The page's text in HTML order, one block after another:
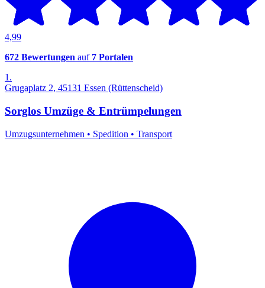
4,99
672 Bewertungen auf 7 Portalen
1.
Grugaplatz 2, 45131 Essen (Rüttenscheid)
Sorglos Umzüge & Entrümpelungen
Umzugsunternehmen • Spedition • Transport